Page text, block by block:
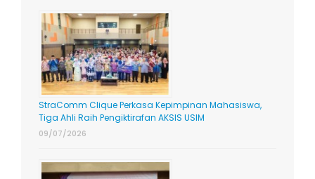
StraComm Clique Perkasa Kepimpinan Mahasiswa,
Tiga Ahli Raih Pengiktirafan AKSIS USIM
09/07/2026